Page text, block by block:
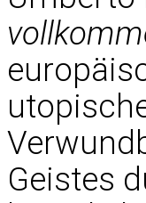
Geistes